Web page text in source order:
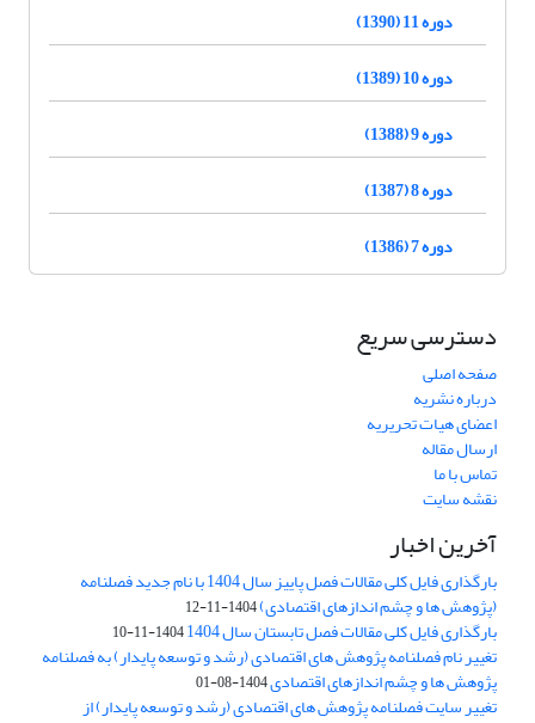
دوره 11 (1390)
دوره 10 (1389)
دوره 9 (1388)
دوره 8 (1387)
دوره 7 (1386)
دسترسی سریع
صفحه اصلی
درباره نشریه
اعضای هیات تحریریه
ارسال مقاله
تماس با ما
نقشه سایت
آخرین اخبار
بارگذاری فایل کلی مقالات فصل پاییز سال 1404 با نام جدید فصلنامه
(پژوهش ها و چشم اندازهای اقتصادی)1404-11-12
بارگذاری فایل کلی مقالات فصل تابستان سال 1404 1404-11-10
تغییر نام فصلنامه پژوهش های اقتصادی (رشد و توسعه پایدار) به فصلنامه
پژوهش ها و چشم اندازهای اقتصادی1404-08-01
تغییر سایت فصلنامه پژوهش های اقتصادی (رشد و توسعه پایدار) از